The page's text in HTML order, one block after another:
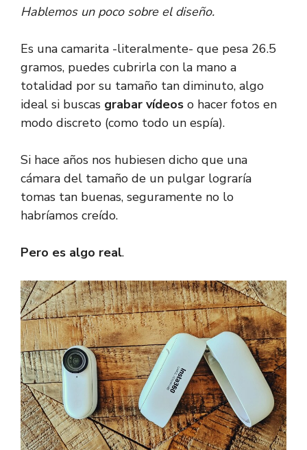
Hablemos un poco sobre el diseño.
Es una camarita -literalmente- que pesa 26.5
gramos, puedes cubrirla con la mano a
totalidad por su tamaño tan diminuto, algo
ideal si buscas grabar vídeos o hacer fotos en
modo discreto (como todo un espía).
Si hace años nos hubiesen dicho que una
cámara del tamaño de un pulgar lograría
tomas tan buenas, seguramente no lo
habríamos creído.
Pero es algo real.